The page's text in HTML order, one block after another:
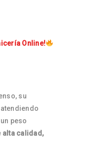
Online!
su
peso
alta calidad,